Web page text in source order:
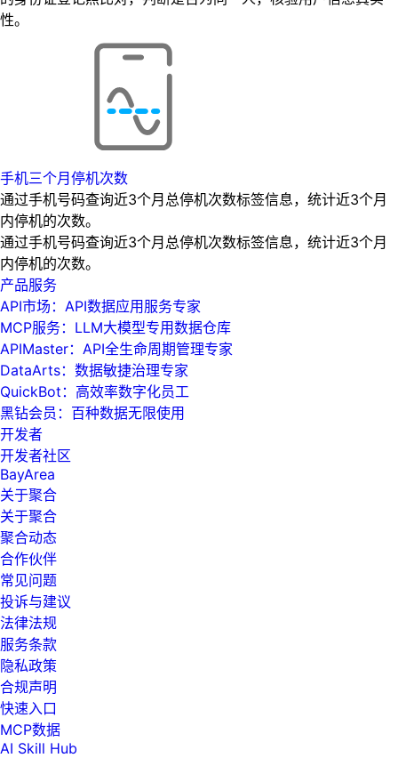
性。
手机三个月停机次数
通过手机号码查询近3个月总停机次数标签信息，统计近3个月
内停机的次数。
通过手机号码查询近3个月总停机次数标签信息，统计近3个月
内停机的次数。
产品服务
API市场：API数据应用服务专家
MCP服务：LLM大模型专用数据仓库
APIMaster：API全生命周期管理专家
DataArts：数据敏捷治理专家
QuickBot：高效率数字化员工
黑钻会员：百种数据无限使用
开发者
开发者社区
BayArea
关于聚合
关于聚合
聚合动态
合作伙伴
常见问题
投诉与建议
法律法规
服务条款
隐私政策
合规声明
快速入口
MCP数据
AI Skill Hub